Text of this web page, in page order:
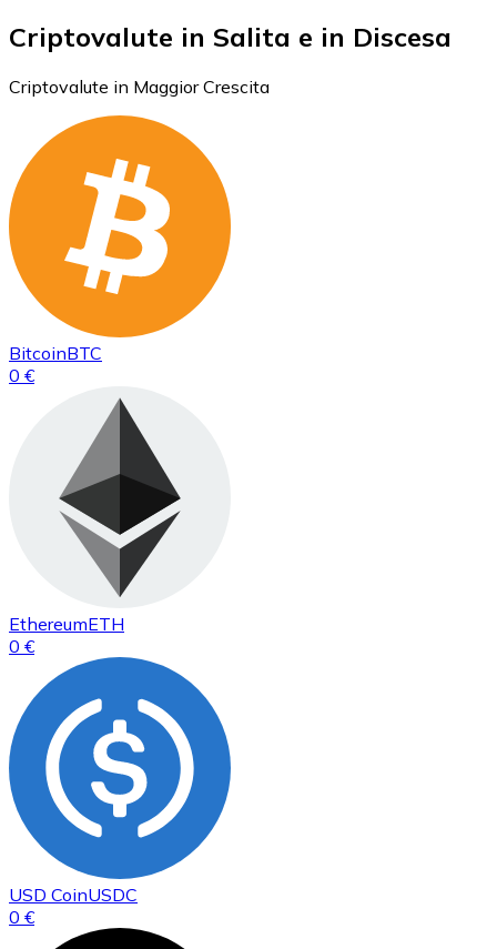
Criptovalute in Salita e in Discesa
Criptovalute in Maggior Crescita
BitcoinBTC
0 €
EthereumETH
0 €
USD CoinUSDC
0 €